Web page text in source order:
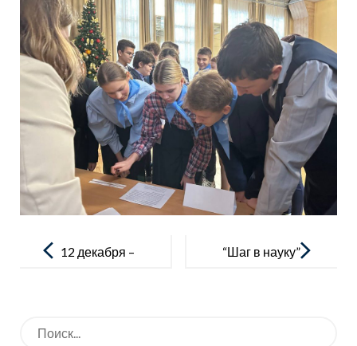
записям
12 декабря –
“Шаг в науку”